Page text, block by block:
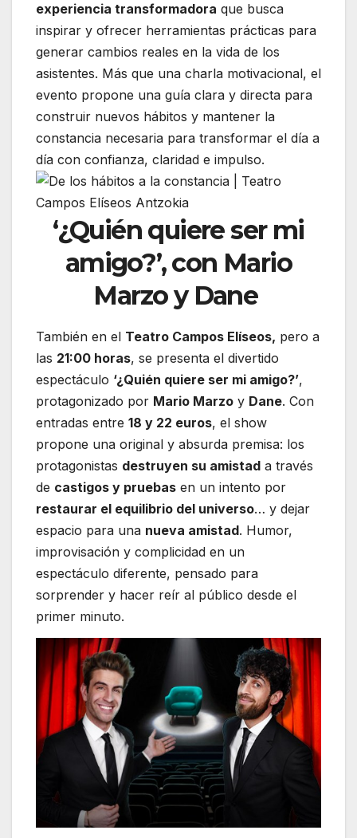
experiencia transformadora que busca
inspirar y ofrecer herramientas prácticas para
generar cambios reales en la vida de los
asistentes. Más que una charla motivacional, el
evento propone una guía clara y directa para
construir nuevos hábitos y mantener la
constancia necesaria para transformar el día a
día con confianza, claridad e impulso.
‘¿Quién quiere ser mi
amigo?’, con Mario
Marzo y Dane
También en el Teatro Campos Elíseos, pero a
las 21:00 horas, se presenta el divertido
espectáculo ‘¿Quién quiere ser mi amigo?’,
protagonizado por Mario Marzo y Dane. Con
entradas entre 18 y 22 euros, el show
propone una original y absurda premisa: los
protagonistas destruyen su amistad a través
de castigos y pruebas en un intento por
restaurar el equilibrio del universo… y dejar
espacio para una nueva amistad. Humor,
improvisación y complicidad en un
espectáculo diferente, pensado para
sorprender y hacer reír al público desde el
primer minuto.